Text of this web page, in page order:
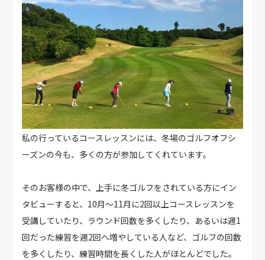
私の行っているコースレッスンには、冬場のゴルフオフシ
ーズンの今も、多くの方が参加してくれています。
そのお客様の中で、上手に冬ゴルフをされている方にイン
タビューすると、10月～11月に2回以上コースレッスンを
受講していたり、ラウンド回数を多くしたり、あるいは週1
回だった練習を週2回へ増やしている人など、ゴルフの回数
を多くしたり、練習時間を長くした人がほとんどでした。